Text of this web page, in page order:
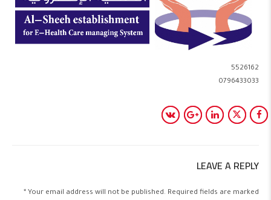
5526162
0796433033
LEAVE A REPLY
Your email address will not be published. Required fields are marked *